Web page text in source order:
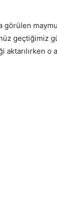
görülen
geçtiğimiz
o